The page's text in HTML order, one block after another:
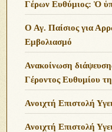
Γέρων Ευθύμιος: Ὁ
Ο Αγ. Παίσιος για
Εμβολιασμό
Ανακοίνωση
Γέροντος Ευθυμίου
Ανοιχτή Επιστολή
Ανοιχτή Επιστολή